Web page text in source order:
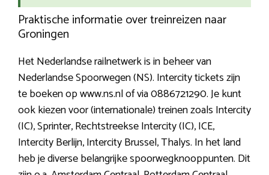
Praktische informatie over treinreizen naar
Groningen
Het Nederlandse railnetwerk is in beheer van
Nederlandse Spoorwegen (NS). Intercity tickets zijn
te boeken op www.ns.nl of via 0886721290. Je kunt
ook kiezen voor (internationale) treinen zoals Intercity
(IC), Sprinter, Rechtstreekse Intercity (IC), ICE,
Intercity Berlijn, Intercity Brussel, Thalys. In het land
heb je diverse belangrijke spoorwegknooppunten. Dit